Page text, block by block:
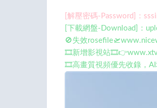
[解壓密碼-Password]：
[下載網盤-Download]：
🚫失效
🎞️新增影視站
🎞️高畫質視頻優先收錄，